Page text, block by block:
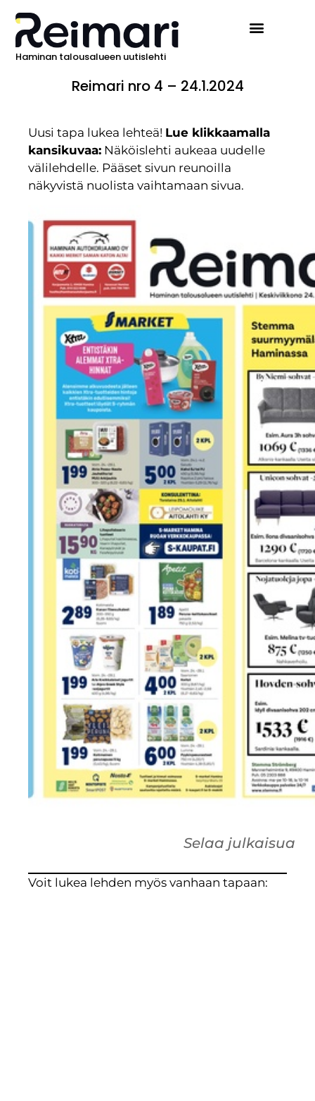
Haminan talousalueen uutislehti
Reimari nro 4 – 24.1.2024
Uusi tapa lukea lehteä! Lue klikkaamalla
kansikuvaa: Näköislehti aukeaa uudelle
välilehdelle. Pääset sivun reunoilla
näkyvistä nuolista vaihtamaan sivua.
Selaa julkaisua
Voit lukea lehden myös vanhaan tapaan: